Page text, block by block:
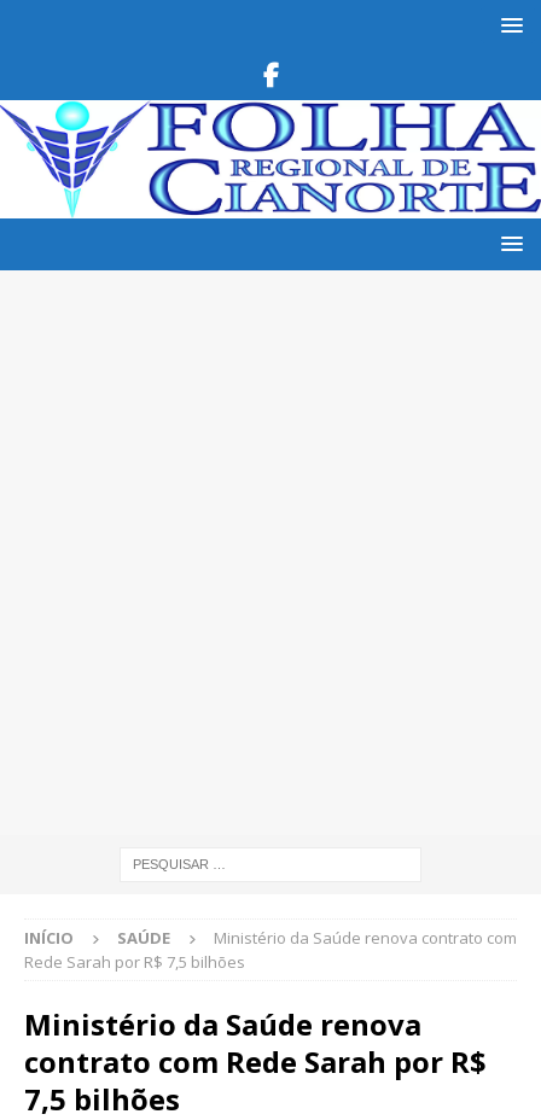
INÍCIO SAÚDE
Ministério da Saúde renova contrato com
Rede Sarah por R$ 7,5 bilhões
Ministério da Saúde renova
contrato com Rede Sarah por R$
7,5 bilhões